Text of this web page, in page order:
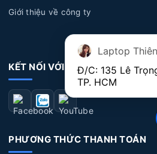
Dấu hiệu nhận biết Bàn
Bàn phím không hoạt
nhận diện hoặc không hoạt
Điều này có thể xuất hiện ở
toàn bộ bàn phím.
: Bàn
nhưng nhãy ra nhiều phím
Giới thiệu về công ty
KẾT NỐI VỚI CHÚNG TÔI
PHƯƠNG THỨC THANH TOÁN
Laptop
Đ/C: 135 Lê
TP. HCM